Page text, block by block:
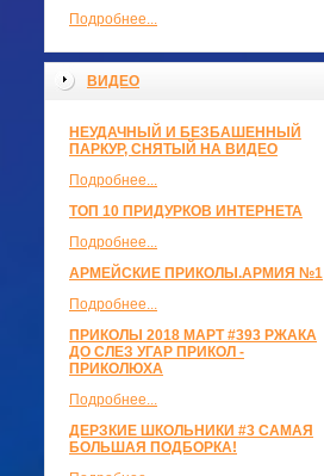
Подробнее...
ВИДЕО
НЕУДАЧНЫЙ И БЕЗБАШЕННЫЙ
ПАРКУР, СНЯТЫЙ НА ВИДЕО
Подробнее...
ТОП 10 ПРИДУРКОВ ИНТЕРНЕТА
Подробнее...
АРМЕЙСКИЕ ПРИКОЛЫ.АРМИЯ №1
Подробнее...
ПРИКОЛЫ 2018 МАРТ #393 РЖАКА
ДО СЛЕЗ УГАР ПРИКОЛ -
ПРИКОЛЮХА
Подробнее...
ДЕРЗКИЕ ШКОЛЬНИКИ #3 САМАЯ
БОЛЬШАЯ ПОДБОРКА!